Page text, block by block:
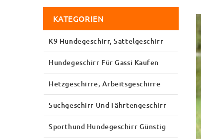
KATEGORIEN
K9 Hundegeschirr, Sattelgeschirr
Hundegeschirr Für Gassi Kaufen
Hetzgeschirre, Arbeitsgeschirre
Suchgeschirr Und Fährtengeschirr
Sporthund Hundegeschirr Günstig